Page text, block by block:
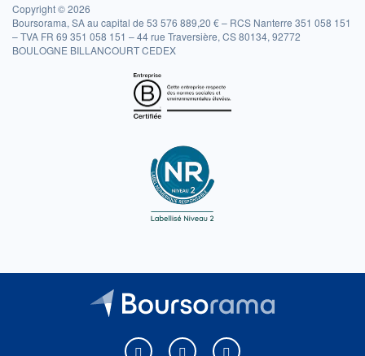
Copyright © 2026
Boursorama, SA au capital de 53 576 889,20 € – RCS Nanterre 351 058 151
– TVA FR 69 351 058 151 – 44 rue Traversière, CS 80134, 92772
BOULOGNE BILLANCOURT CEDEX
Boursorama sur Facebook
Boursorama sur XBoursorama sur